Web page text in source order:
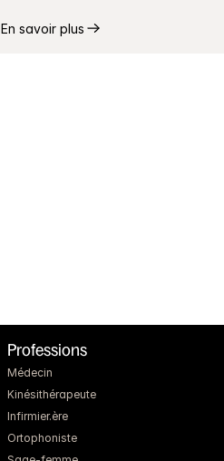
En savoir plus
Professions
Médecin
Kinésithérapeute
Infirmier.ère
Ortophoniste